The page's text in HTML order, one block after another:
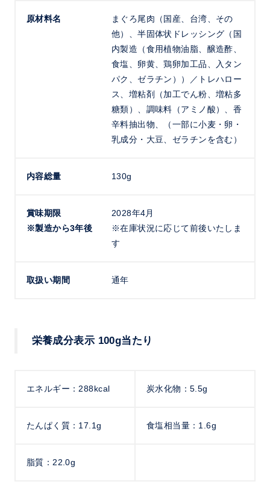
原材料名
まぐろ尾肉（国産、台湾、その
他）、半固体状ドレッシング（国
内製造（食用植物油脂、醸造酢、
食塩、卵黄、鶏卵加工品、入タン
パク、ゼラチン））／トレハロー
ス、増粘剤（加工でん粉、増粘多
糖類）、調味料（アミノ酸）、香
辛料抽出物、（一部に小麦・卵・
乳成分・大豆、ゼラチンを含む）
内容総量 130g
賞味期限
※製造から3年後
2028年4月
※在庫状況に応じて前後いたしま
す
取扱い期間 通年
栄養成分表示 100g当たり
エネルギー：288kcal 炭水化物：5.5g
たんぱく質：17.1g 食塩相当量：1.6g
脂質：22.0g